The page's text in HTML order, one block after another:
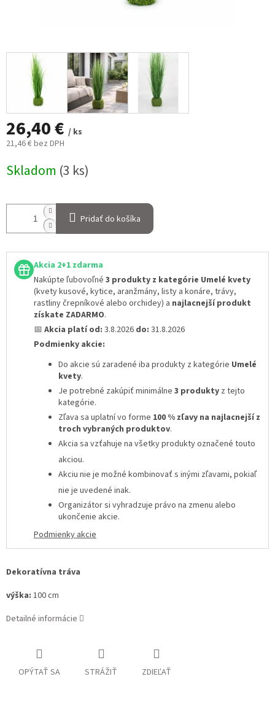
26,40 € / ks
21,46 € bez DPH
cena:
Skladom (3 ks)
Pridať do košíka
Akcia 2+1 zdarma
Nakúpte ľubovoľné 3 produkty z kategórie Umelé kvety
(kvety kusové, kytice, aranžmány, listy a konáre, trávy,
rastliny črepníkové alebo orchidey) a najlacnejší produkt
získate ZADARMO.
📅 Akcia platí od: 3.8.2026 do: 31.8.2026
Podmienky akcie:
Do akcie sú zaradené iba produkty z kategórie Umelé
kvety.
Je potrebné zakúpiť minimálne 3 produkty z tejto
kategórie.
Zľava sa uplatní vo forme 100 % zľavy na najlacnejší z
troch vybraných produktov.
Akcia sa vzťahuje na všetky produkty označené touto
akciou.
Akciu nie je možné kombinovať s inými zľavami, pokiaľ
nie je uvedené inak.
Organizátor si vyhradzuje právo na zmenu alebo
ukončenie akcie.
Podmienky akcie
Dekoratívna tráva
výška: 100 cm
Detailné informácie
OPÝTAŤ SA STRÁŽIŤ ZDIEĽAŤ